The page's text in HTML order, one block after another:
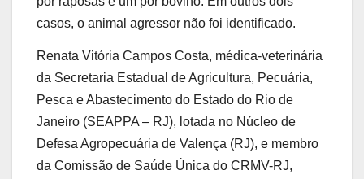
casos, o animal agressor não foi identificado.
Renata Vitória Campos Costa, médica-veterinária
da Secretaria Estadual de Agricultura, Pecuária,
Pesca e Abastecimento do Estado do Rio de
Janeiro (SEAPPA – RJ), lotada no Núcleo de
Defesa Agropecuária de Valença (RJ), e membro
da Comissão de Saúde Única do CRMV-RJ,